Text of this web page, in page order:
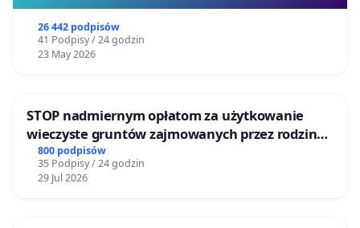
26 442 podpisów
41 Podpisy / 24 godzin
23 May 2026
STOP nadmiernym opłatom za użytkowanie
wieczyste gruntów zajmowanych przez rodzinne
ogrody działkowe.
800 podpisów
35 Podpisy / 24 godzin
29 Jul 2026